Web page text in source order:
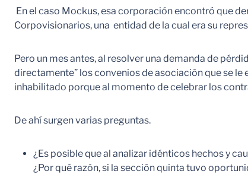
En el caso Mockus, esa corporación encontró que
Corpovisionarios, una entidad de la cual era su
Pero un mes antes, al resolver una demanda de
directamente” los convenios de asociación que se
inhabilitado porque al momento de celebrar los
De ahí surgen varias preguntas.
¿Es posible que al analizar idénticos hechos y
¿Por qué razón, si la sección quinta tuvo